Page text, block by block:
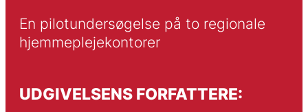
En pilotundersøgelse på to regionale
hjemmeplejekontorer
UDGIVELSENS FORFATTERE: